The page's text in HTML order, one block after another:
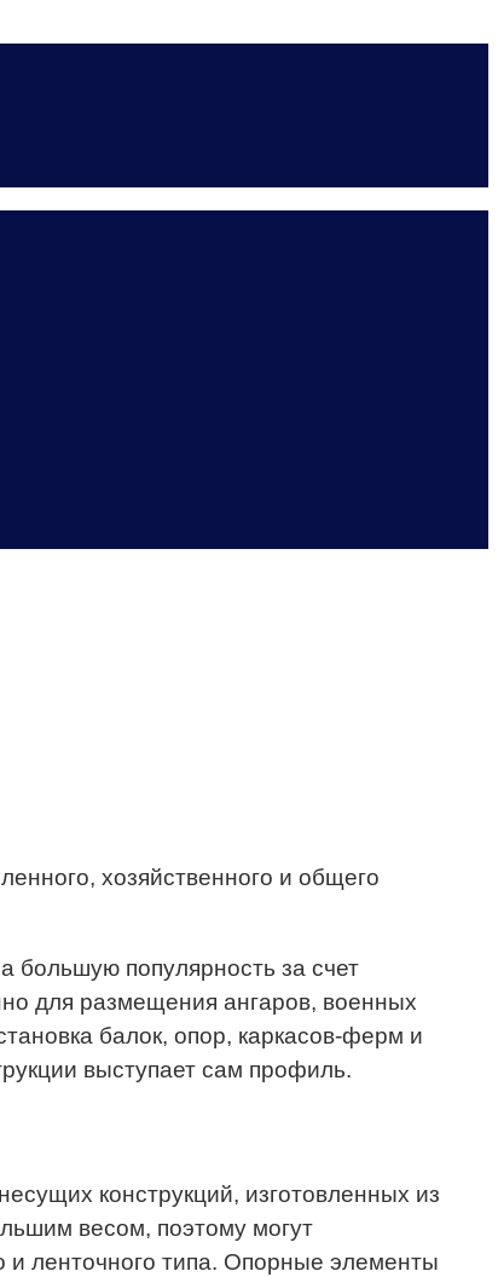
хозяйственного и общего
большую популярность за счет
для размещения ангаров, военных
балок, опор, каркасов-ферм и
выступает сам профиль.
конструкций, изготовленных из
весом, поэтому могут
и ленточного типа. Опорные элементы